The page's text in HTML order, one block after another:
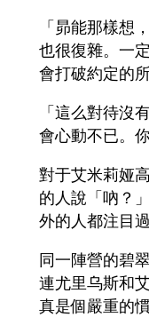
「昴能那樣想
也很復雜。一
會打破約定的
「這么對待沒
會心動不已。
對于艾米莉娅
的人說「吶？
外的人都注目過
同一陣營的碧
連尤里乌斯和
真是個嚴重的慣